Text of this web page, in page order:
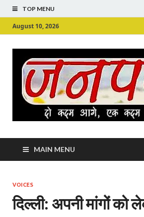
TOP MENU
August 10, 2026
MAIN MENU
VOICES
दिल्ली: अपनी मांगों को